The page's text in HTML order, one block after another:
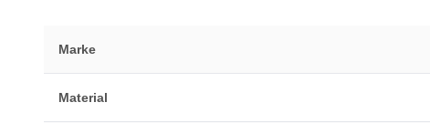
Marke
Material